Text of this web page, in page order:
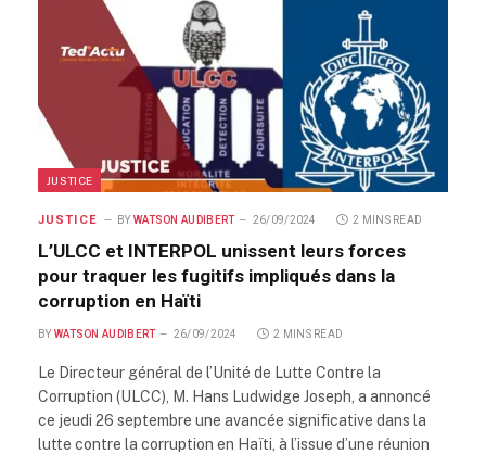
JUSTICE
JUSTICE BY WATSON AUDIBERT 26/09/2024 2 MINS READ
L’ULCC et INTERPOL unissent leurs forces
pour traquer les fugitifs impliqués dans la
corruption en Haïti
BY WATSON AUDIBERT 26/09/2024 2 MINS READ
Le Directeur général de l’Unité de Lutte Contre la
Corruption (ULCC), M. Hans Ludwidge Joseph, a annoncé
ce jeudi 26 septembre une avancée significative dans la
lutte contre la corruption en Haïti, à l’issue d’une réunion